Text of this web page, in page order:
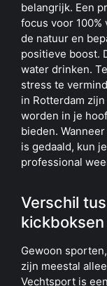
belangrijk. Een
focus voor
de natuur en
positieve boost.
water drinken.
stress te
in Rotterdam
worden in je
bieden.
is gedaald, kun
professional
Verschil
Gewoon
zijn meestal
Vechtsport is